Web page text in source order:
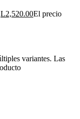
L2,520.00El precio
variantes. Las